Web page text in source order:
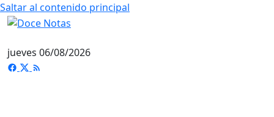
Saltar al contenido principal
jueves 06/08/2026